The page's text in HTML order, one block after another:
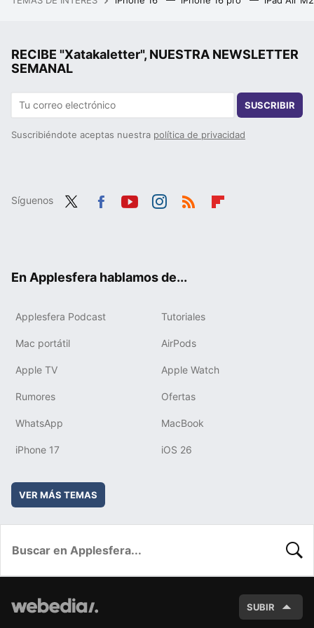
RECIBE "Xatakaletter", NUESTRA NEWSLETTER
SEMANAL
SUSCRIBIR
Suscribiéndote aceptas nuestra política de privacidad
Síguenos
En Applesfera hablamos de...
Applesfera Podcast Tutoriales
Mac portátil AirPods
Apple TV Apple Watch
Rumores Ofertas
WhatsApp MacBook
iPhone 17 iOS 26
VER MÁS TEMAS
SUBIR